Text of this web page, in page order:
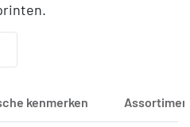
kenmerken